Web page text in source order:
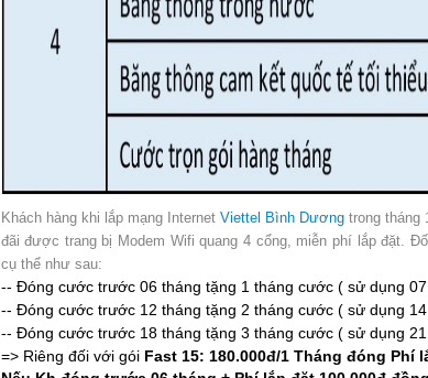
Khách hàng khi lắp mạng Internet Viettel Bình Dươngtrong tháng
đãi được trang bị Modem Wifi quang 4 cổng, miễn phí lắp đặt.
cụ thể như sau:
-- Đóng cước trước 06 tháng tặng 1 tháng cước ( sử dụng
-- Đóng cước trước 12 tháng tặng 2 tháng cước ( sử dụng
-- Đóng cước trước 18 tháng tặng 3 tháng cước ( sử dụng
=> Riêng đối với gói Fast 15: 180.000đ/1 Tháng đóng Phí